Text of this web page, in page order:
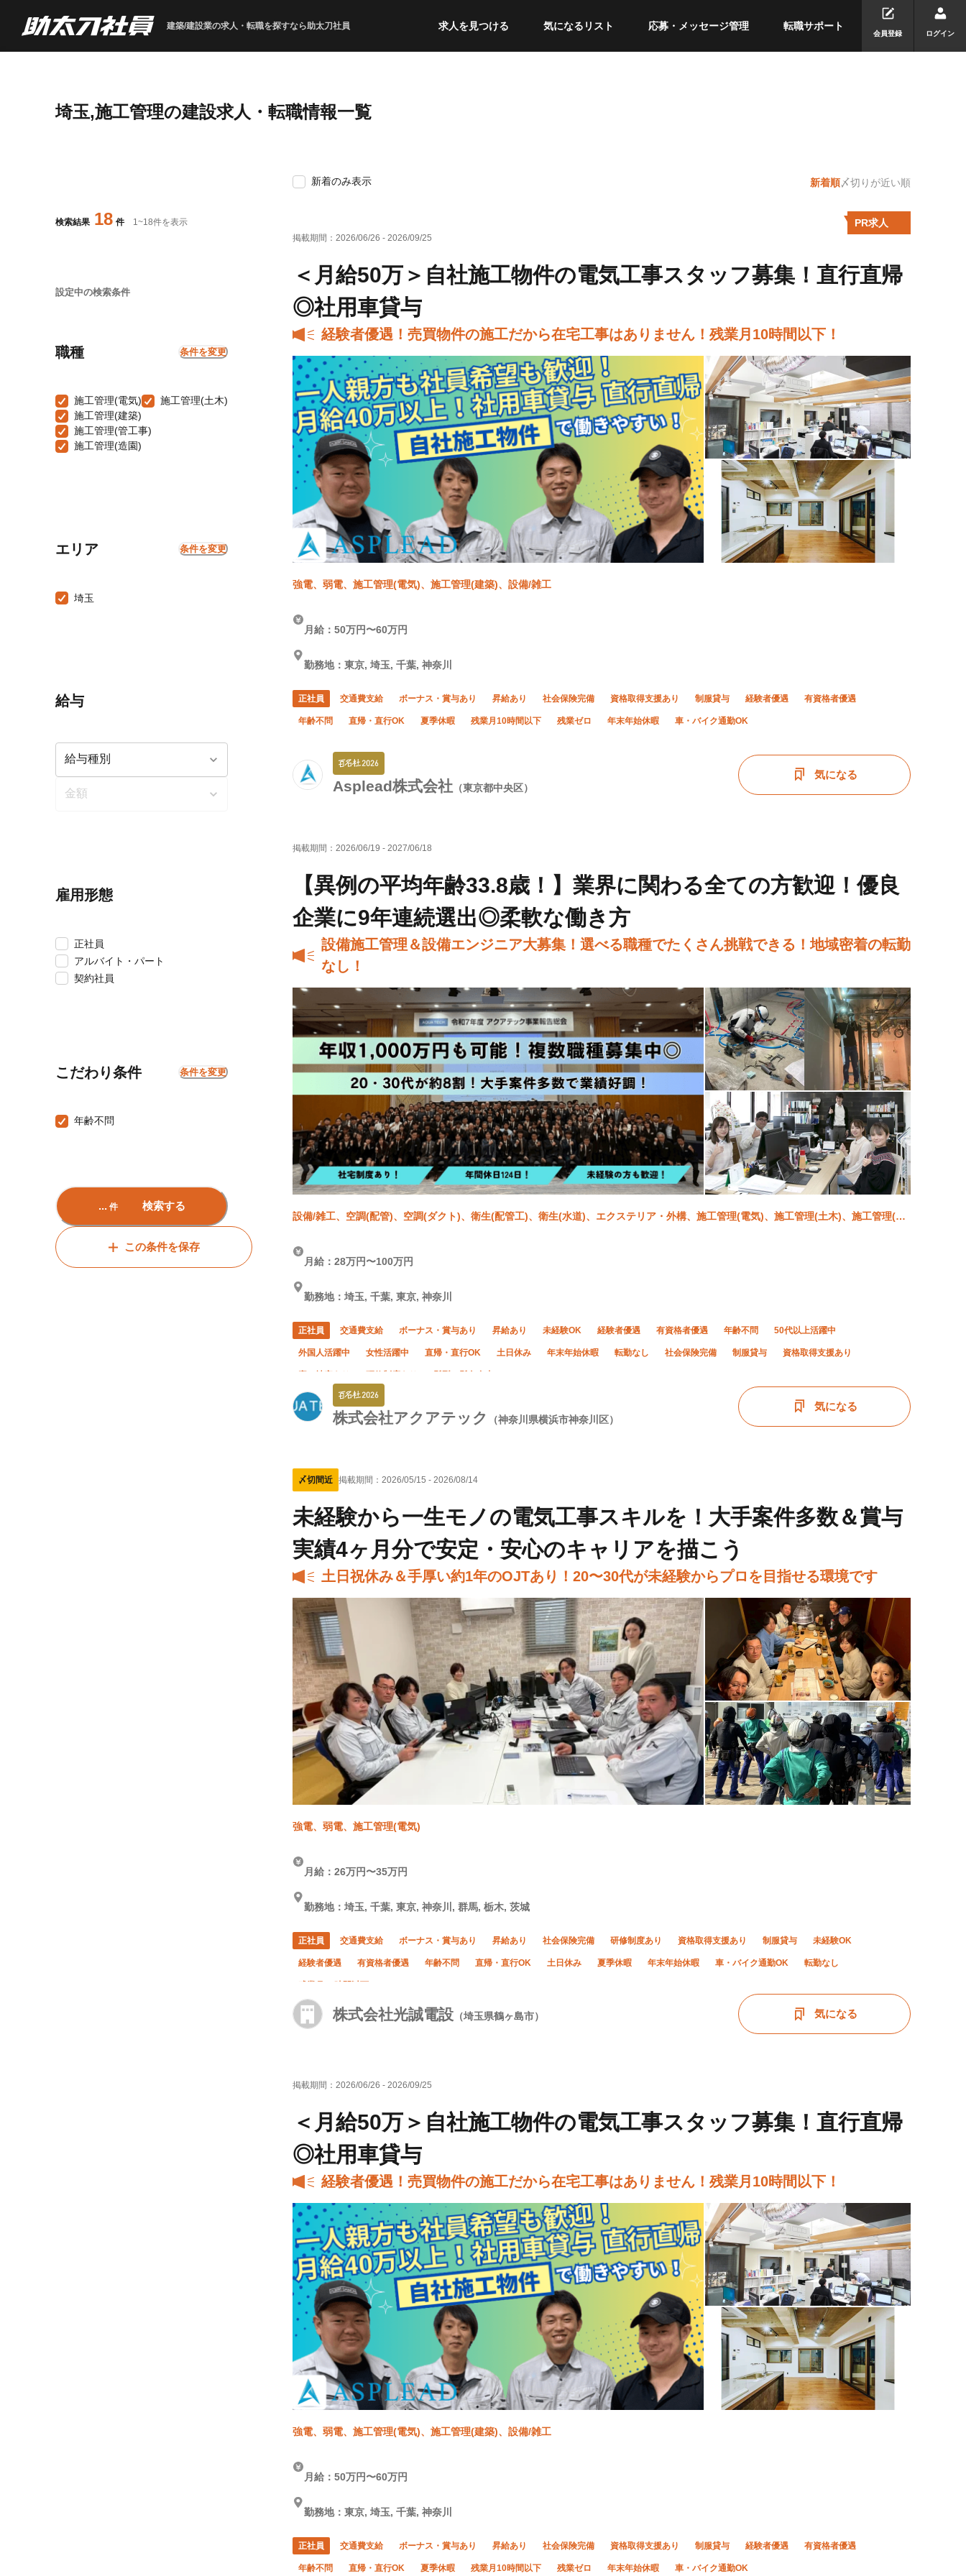
建築/建設業の求人・転職を探すなら助太刀社員 求人を見つける 気になるリスト 応募・メッセージ管理 転職サポート
会員登録 ログイン
埼玉,施工管理の建設求人・転職情報一覧
検索結果 18 件 1~18件を表示
設定中の検索条件
職種 条件を変更
施工管理(電気)
施工管理(土木)
施工管理(建築)
施工管理(管工事)
施工管理(造園)
エリア 条件を変更
埼玉
給与
雇用形態
正社員
アルバイト・パート
契約社員
こだわり条件 条件を変更
年齢不問
... 件 検索する
この条件を保存
新着のみ表示 新着順〆切りが近い順
掲載期間： 2026/06/26 - 2026/09/25
強電、弱電、施工管理(電気)、施工管理(建築)、設備/雑工
＜月給50万＞自社施工物件の電気工事スタッフ募集！直行直帰
◎社用車貸与
経験者優遇！売買物件の施工だから在宅工事はありません！残業月10時間以下！
Asplead株式会社 （東京都中央区）
月給：50万円〜60万円
勤務地：東京, 埼玉, 千葉, 神奈川
正社員 交通費支給 ボーナス・賞与あり 昇給あり 社会保険完備 資格取得支援あり 制服貸与 経験者優遇 有資格者優遇
年齢不問 直帰・直行OK 夏季休暇 残業月10時間以下 残業ゼロ 年末年始休暇 車・バイク通勤OK
気になる
PR求人
掲載期間： 2026/06/19 - 2027/06/18
設備/雑工、空調(配管)、空調(ダクト)、衛生(配管工)、衛生(水道)、エクステリア・外構、施工管理(電気)、施工管理(土木)、施工管理(建
【異例の平均年齢33.8歳！】業界に関わる全ての方歓迎！優良
企業に9年連続選出◎柔軟な働き方
設備施工管理＆設備エンジニア大募集！選べる職種でたくさん挑戦できる！地域密着の転勤
なし！
株式会社アクアテック （神奈川県横浜市神奈川区）
月給：28万円〜100万円
勤務地：埼玉, 千葉, 東京, 神奈川
正社員 交通費支給 ボーナス・賞与あり 昇給あり 未経験OK 経験者優遇 有資格者優遇 年齢不問 50代以上活躍中
外国人活躍中 女性活躍中 直帰・直行OK 土日休み 年末年始休暇 転勤なし 社会保険完備 制服貸与 資格取得支援あり
気になる
〆切間近 掲載期間： 2026/05/15 - 2026/08/14
強電、弱電、施工管理(電気)
未経験から一生モノの電気工事スキルを！大手案件多数＆賞与
実績4ヶ月分で安定・安心のキャリアを描こう
土日祝休み＆手厚い約1年のOJTあり！20〜30代が未経験からプロを目指せる環境です
株式会社光誠電設 （埼玉県鶴ヶ島市）
月給：26万円〜35万円
勤務地：埼玉, 千葉, 東京, 神奈川, 群馬, 栃木, 茨城
正社員 交通費支給 ボーナス・賞与あり 昇給あり 社会保険完備 研修制度あり 資格取得支援あり 制服貸与 未経験OK
経験者優遇 有資格者優遇 年齢不問 直帰・直行OK 土日休み 夏季休暇 年末年始休暇 車・バイク通勤OK 転勤なし
気になる
掲載期間： 2026/06/26 - 2026/09/25
強電、弱電、施工管理(電気)、施工管理(建築)、設備/雑工
＜月給50万＞自社施工物件の電気工事スタッフ募集！直行直帰
◎社用車貸与
経験者優遇！売買物件の施工だから在宅工事はありません！残業月10時間以下！
月給：50万円〜60万円
勤務地：東京, 埼玉, 千葉, 神奈川
正社員 交通費支給 ボーナス・賞与あり 昇給あり 社会保険完備 資格取得支援あり 制服貸与 経験者優遇 有資格者優遇
年齢不問 直帰・直行OK 夏季休暇 残業月10時間以下 残業ゼロ 年末年始休暇 車・バイク通勤OK